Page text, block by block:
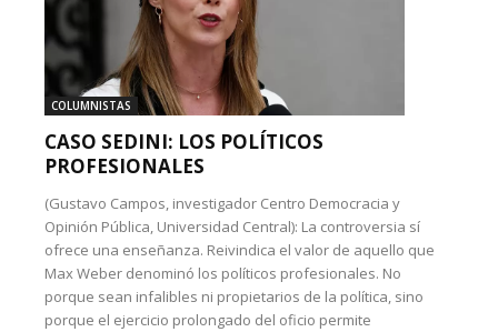
COLUMNISTAS
CASO SEDINI: LOS POLÍTICOS
PROFESIONALES
(Gustavo Campos, investigador Centro Democracia y
Opinión Pública, Universidad Central): La controversia sí
ofrece una enseñanza. Reivindica el valor de aquello que
Max Weber denominó los políticos profesionales. No
porque sean infalibles ni propietarios de la política, sino
porque el ejercicio prolongado del oficio permite